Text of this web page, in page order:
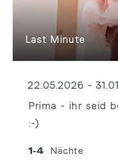
Last Minute
Prima - ihr seid
:-)
1-4 Nächte
22.05.2026 -